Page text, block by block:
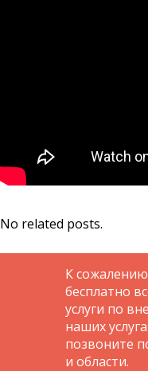
No related posts.
К
бесплатно
услуги по
наших
позвоните
и области.